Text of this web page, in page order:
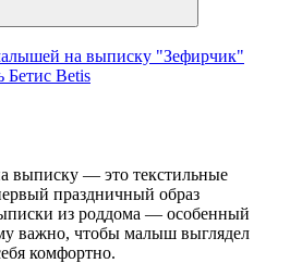
на выписку "Зефирчик"
Betis
выписку — это текстильные
праздничный образ
из роддома — особенный
важно, чтобы малыш выглядел
комфортно.